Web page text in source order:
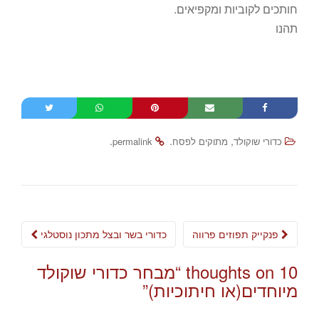
חותכים לקוביות ומקפיאים.
תהנו
כדורי שוקולד, מתוקים לפסח.
permalink
.
Post
כדורי בשר ובצל מתכון נוסטלגי
10 thoughts on “ מבחר כדורי שוקולד
מיוחדים(או חיתוכיות)”